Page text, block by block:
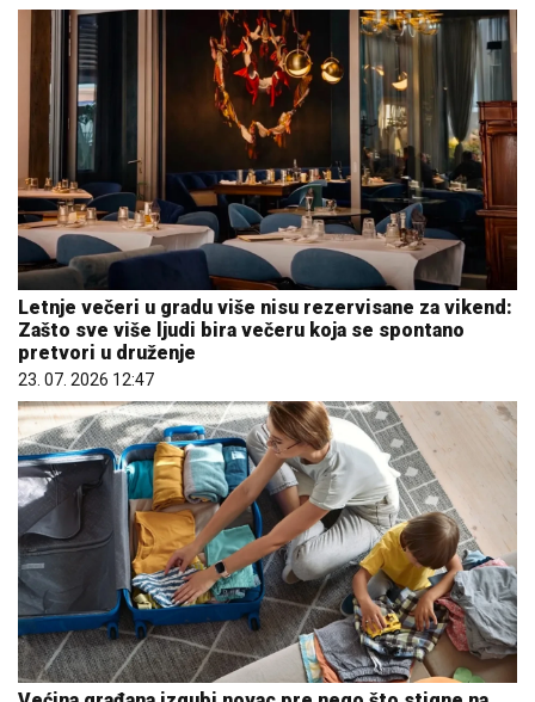
Letnje večeri u gradu više nisu rezervisane za vikend:
Zašto sve više ljudi bira večeru koja se spontano
pretvori u druženje
23. 07. 2026 12:47